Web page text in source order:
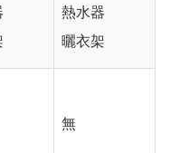
熱水器
曬衣架
無